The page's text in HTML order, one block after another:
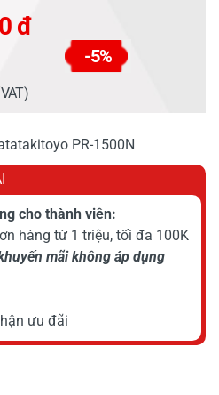
đ
-5%
PR-1500N
cho thành viên:
hàng từ 1 triệu, tối đa 100K
mãi không áp dụng
ưu đãi